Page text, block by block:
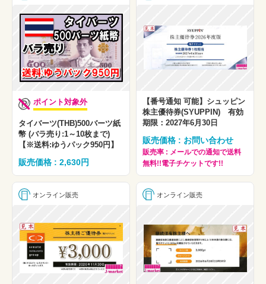
ポイント対象外
タイバーツ(THB)500バーツ紙
幣 (バラ売り:1～10枚まで)
【※送料:ゆうパック950円】
販売価格 : 2,630円
【番号通知 可能】シュッピン
株主優待券(SYUPPIN) 有効
期限：2027年6月30日
販売価格 : お問い合わせ
販売率 : メールでの通知で送料
無料!!電子チケットです!!
オンライン販売 オンライン販売